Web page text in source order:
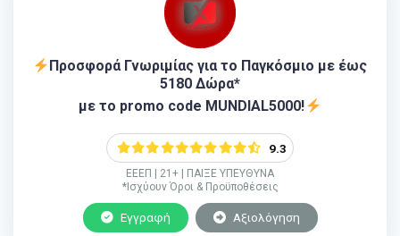
Προσφορά Γνωριμίας για το Παγκόσμιο με έως
5180 Δώρα*
με το promo code MUNDIAL5000!
9.3
ΕΕΕΠ | 21+ | ΠΑΙΞΕ ΥΠΕΥΘΥΝΑ
*Ισχύουν Όροι & Προϋποθέσεις
Εγγραφή Αξιολόγηση